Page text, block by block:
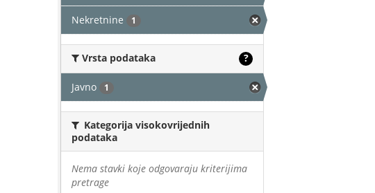
Nekretnine 1
Vrsta podataka ?
Javno 1
Kategorija visokovrijednih
podataka
Nema stavki koje odgovaraju kriterijima
pretrage